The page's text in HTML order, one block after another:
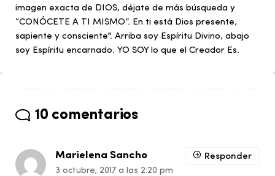
imagen exacta de DIOS, déjate de más búsqueda y
“CONÓCETE A TI MISMO”. En ti está Dios presente,
sapiente y consciente". Arriba soy Espíritu Divino, abajo
soy Espíritu encarnado. YO SOY lo que el Creador Es.
10 comentarios
Marielena Sancho
3 octubre, 2017 a las 2:20 pm
Responder